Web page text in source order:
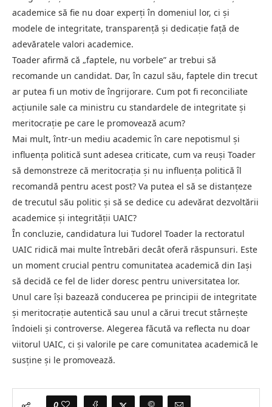
academice să fie nu doar experți în domeniul lor, ci și
modele de integritate, transparență și dedicație față de
adevăratele valori academice.
Toader afirmă că „faptele, nu vorbele” ar trebui să
recomande un candidat. Dar, în cazul său, faptele din trecut
ar putea fi un motiv de îngrijorare. Cum pot fi reconciliate
acțiunile sale ca ministru cu standardele de integritate și
meritocrație pe care le promovează acum?
Mai mult, într-un mediu academic în care nepotismul și
influența politică sunt adesea criticate, cum va reuși Toader
să demonstreze că meritocrația și nu influența politică îl
recomandă pentru acest post? Va putea el să se distanțeze
de trecutul său politic și să se dedice cu adevărat dezvoltării
academice și integrității UAIC?
În concluzie, candidatura lui Tudorel Toader la rectoratul
UAIC ridică mai multe întrebări decât oferă răspunsuri. Este
un moment crucial pentru comunitatea academică din Iași
să decidă ce fel de lider doresc pentru universitatea lor.
Unul care își bazează conducerea pe principii de integritate
și meritocrație autentică sau unul a cărui trecut stârnește
îndoieli și controverse. Alegerea făcută va reflecta nu doar
viitorul UAIC, ci și valorile pe care comunitatea academică le
susține și le promovează.
0